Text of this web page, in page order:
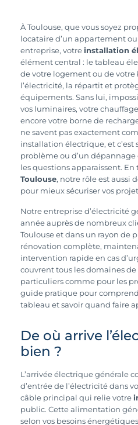
À Toulouse, que vous soyez
locataire d’un appartement
entreprise, votreinstallation
élément central : le tableau
de votre logement ou de
l’électricité, la répartit et
équipements. Sans lui,
vos luminaires, votre
encore votre borne de
ne savent pas exactement
installation électrique, et c’est
problème ou d’un
les questions apparaissent.
Toulouse, notre rôle est aussi
pour mieux sécuriser vos
Notre entreprise d’électricité
année auprès de nombreux
Toulouse et dans un rayon de
rénovation complète,
intervention rapide en cas
couvrent tous les domaines de
particuliers comme pour les
guide pratique pour
tableau et savoir quand faire
De où arrive
bien ?
L’arrivée électrique générale
d’entrée de l’électricité dans
câble principal qui relie votre
public. Cette alimentation
selon vos besoins